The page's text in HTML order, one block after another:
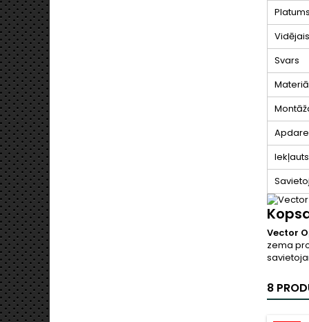
Platums
Svars
Apdare
Iekļauts
Vector
zema
8